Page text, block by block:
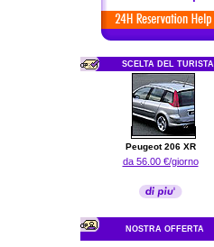
SCELTA DEL TURISTA
Peugeot 206 XR
da 56.00 €/giorno
NOSTRA OFFERTA